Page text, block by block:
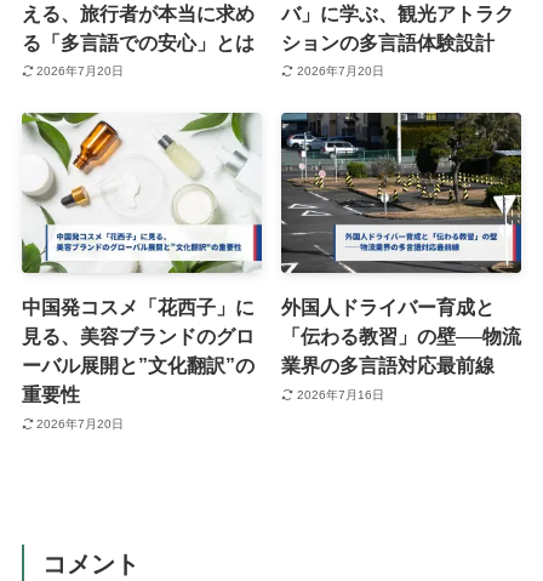
える、旅行者が本当に求め
る「多言語での安心」とは
2026年7月20日
バ」に学ぶ、観光アトラク
ションの多言語体験設計
2026年7月20日
中国発コスメ「花西子」に
見る、美容ブランドのグロ
ーバル展開と”文化翻訳”の
重要性
2026年7月20日
外国人ドライバー育成と
「伝わる教習」の壁──物流
業界の多言語対応最前線
2026年7月16日
コメント